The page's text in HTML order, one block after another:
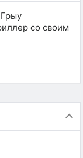
со своим